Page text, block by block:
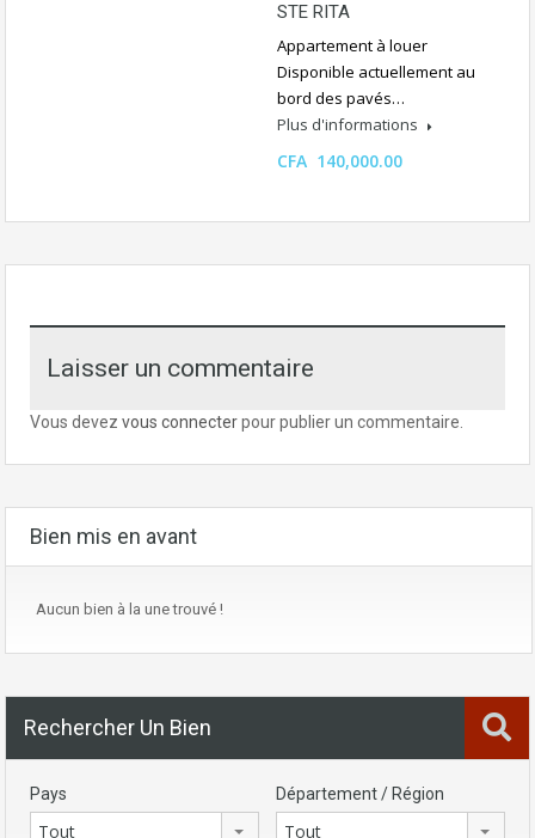
STE RITA
Appartement à louer
Disponible actuellement au
bord des pavés…
Plus d'informations
CFA 140,000.00
Laisser un commentaire
Vous devez vous connecterpour publier un commentaire.
Bien mis en avant
Aucun bien à la une trouvé !
Rechercher Un Bien
Pays
Tout
Département / Région
Tout